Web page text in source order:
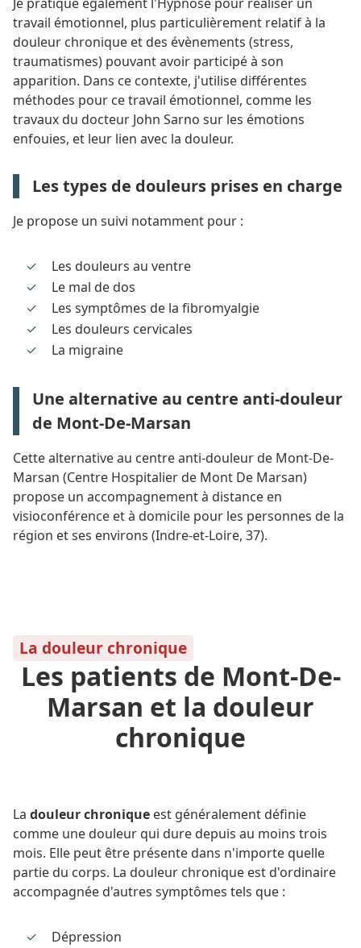
travail émotionnel, plus particulièrement relatif à la
douleur chronique et des évènements (stress,
traumatismes) pouvant avoir participé à son
apparition. Dans ce contexte, j'utilise différentes
méthodes pour ce travail émotionnel, comme les
travaux du docteur John Sarno sur les émotions
enfouies, et leur lien avec la douleur.
Les types de douleurs prises en charge
Je propose un suivi notamment pour :
Les douleurs au ventre
Le mal de dos
Les symptômes de la fibromyalgie
Les douleurs cervicales
La migraine
Une alternative au centre anti-douleur
de Mont-De-Marsan
Cette alternative au centre anti-douleur de Mont-De-
Marsan (Centre Hospitalier de Mont De Marsan)
propose un accompagnement à distance en
visioconférence et à domicile pour les personnes de la
région et ses environs (Indre-et-Loire, 37).
La douleur chronique
Les patients de Mont-De-
Marsan et la douleur
chronique
La douleur chronique est généralement définie
comme une douleur qui dure depuis au moins trois
mois. Elle peut être présente dans n'importe quelle
partie du corps. La douleur chronique est d'ordinaire
accompagnée d'autres symptômes tels que :
Dépression